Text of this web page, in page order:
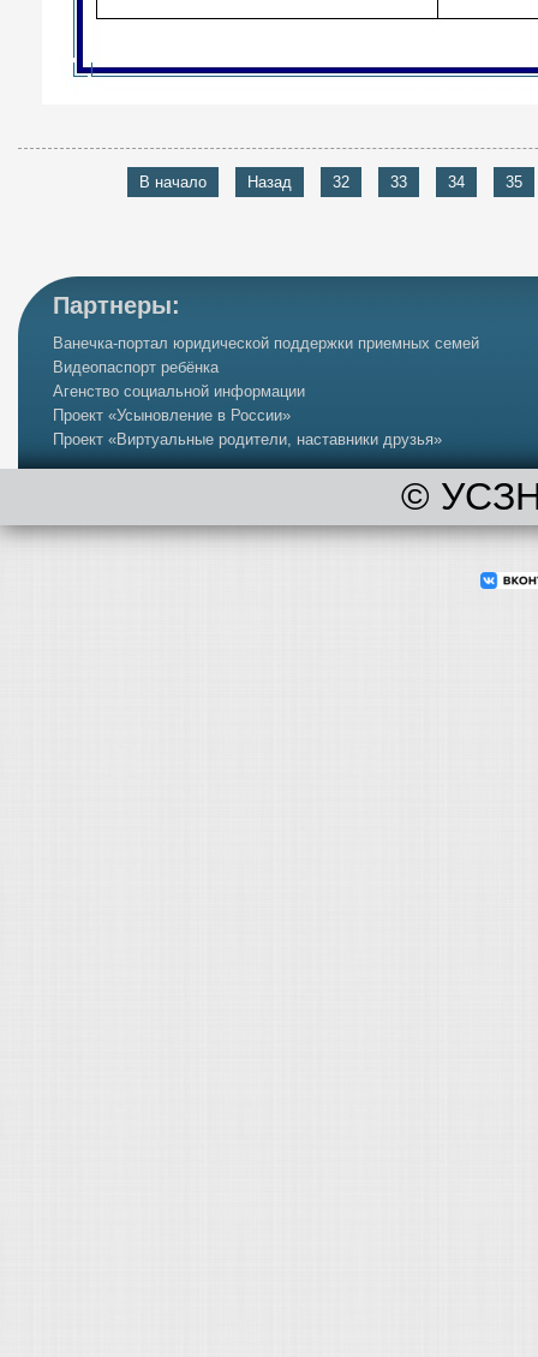
В начало Назад 32 33 34 35
Партнеры:
Ванечка-портал юридической поддержки приемных семей
Видеопаспорт ребёнка
Агенство социальной информации
Проект «Усыновление в России»
Проект «Виртуальные родители, наставники друзья»
© УСЗН